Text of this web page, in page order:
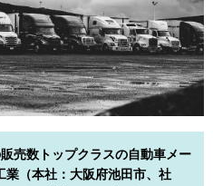
売数トップクラスの自動車メー
業（本社：大阪府池田市、社